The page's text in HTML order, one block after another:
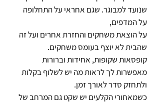
שנועד למבוגר. שגם אחראי על התחלופה
על המדפים,
על הוצאת משחקים והחזרת אחרים ועל זה
שהבית לא יוצף בעומס משחקים.
קופסאות שקופות, אחידות וברורות
מאפשרות לך לראות מה יש לשלוף בקלות
ולתחזק סדר לאורך זמן.
כשמאחורי הקלעים יש שקט גם המרחב של